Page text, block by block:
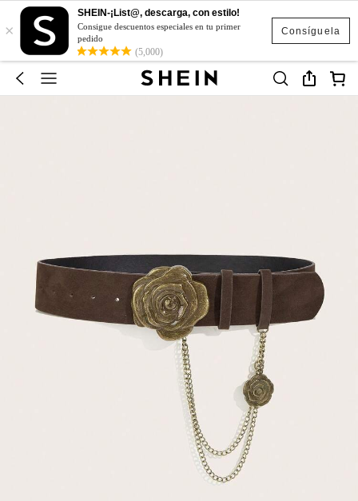
Consíguela
×
SHEIN-¡List@, descarga, con estilo!
Consigue descuentos especiales en tu primer
pedido
(5,000)